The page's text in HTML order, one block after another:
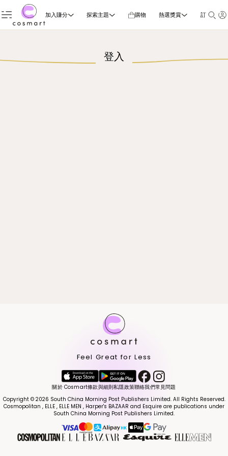
加入賺分 探索主題 購物 熱選獎賞 訂閱雜誌
登入
Feel Great for Less
關於 Cosmart條款與細則私隱政策聯絡我們常見問題
Copyright © 2026 South China Morning Post Publishers Limited. All Rights Reserved.
Cosmopolitan , ELLE , ELLE MEN , Harper's BAZAAR and Esquire are publications under
South China Morning Post Publishers Limited.